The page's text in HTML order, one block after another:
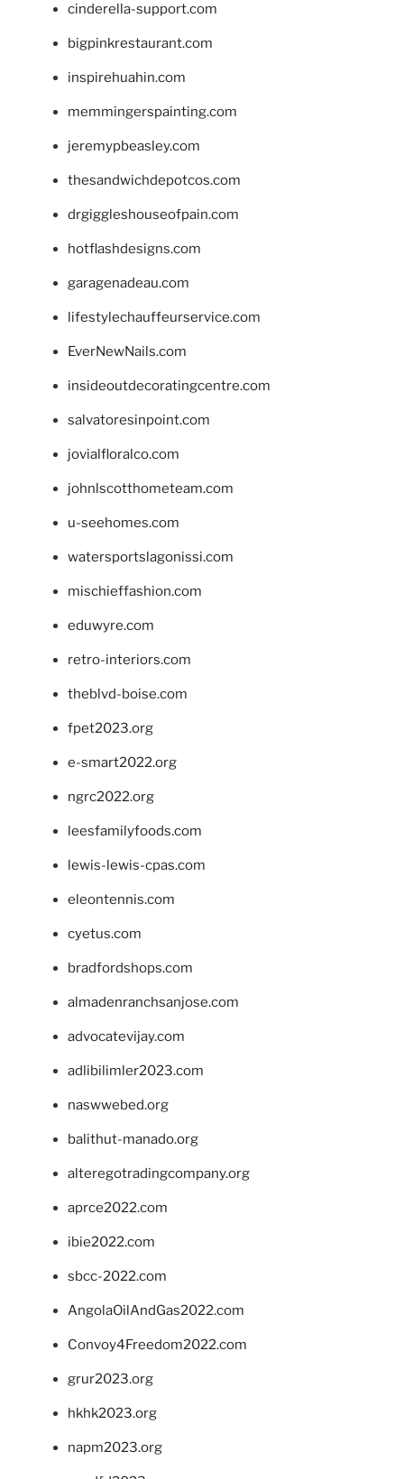
cinderella-support.com
bigpinkrestaurant.com
inspirehuahin.com
memmingerspainting.com
jeremypbeasley.com
thesandwichdepotcos.com
drgiggleshouseofpain.com
hotflashdesigns.com
garagenadeau.com
lifestylechauffeurservice.com
EverNewNails.com
insideoutdecoratingcentre.com
salvatoresinpoint.com
jovialfloralco.com
johnlscotthometeam.com
u-seehomes.com
watersportslagonissi.com
mischieffashion.com
eduwyre.com
retro-interiors.com
theblvd-boise.com
fpet2023.org
e-smart2022.org
ngrc2022.org
leesfamilyfoods.com
lewis-lewis-cpas.com
eleontennis.com
cyetus.com
bradfordshops.com
almadenranchsanjose.com
advocatevijay.com
adlibilimler2023.com
naswwebed.org
balithut-manado.org
alteregotradingcompany.org
aprce2022.com
ibie2022.com
sbcc-2022.com
AngolaOilAndGas2022.com
Convoy4Freedom2022.com
grur2023.org
hkhk2023.org
napm2023.org